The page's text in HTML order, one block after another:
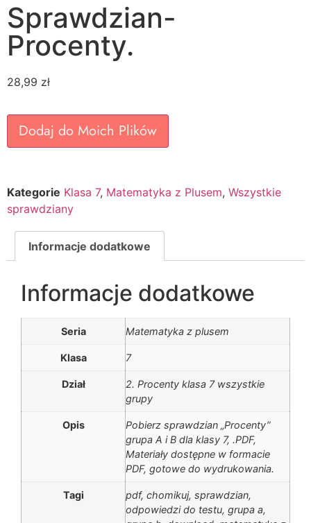
Sprawdzian-
Procenty.
28,99 zł
Dodaj do Moich Plików
Kategorie Klasa 7, Matematyka z Plusem, Wszystkie
sprawdziany
Informacje dodatkowe
Informacje dodatkowe
Seria Matematyka z plusem
Klasa 7
Dział
2. Procenty klasa 7 wszystkie
grupy
Opis
Pobierz sprawdzian „Procenty”
grupa A i B dla klasy 7, .PDF,
Materiały dostępne w formacie
PDF, gotowe do wydrukowania.
Tagi
pdf, chomikuj, sprawdzian,
odpowiedzi do testu, grupa a,